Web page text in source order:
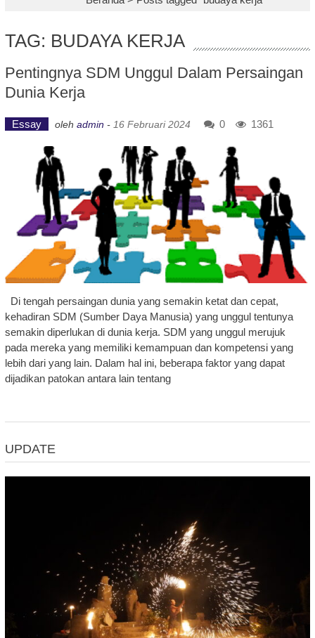
TAG: BUDAYA KERJA
Pentingnya SDM Unggul Dalam Persaingan
Dunia Kerja
Essay oleh admin - 16 Februari 2024 0 1361
Di tengah persaingan dunia yang semakin ketat dan cepat,
kehadiran SDM (Sumber Daya Manusia) yang unggul tentunya
semakin diperlukan di dunia kerja. SDM yang unggul merujuk
pada mereka yang memiliki kemampuan dan kompetensi yang
lebih dari yang lain. Dalam hal ini, beberapa faktor yang dapat
dijadikan patokan antara lain tentang
UPDATE